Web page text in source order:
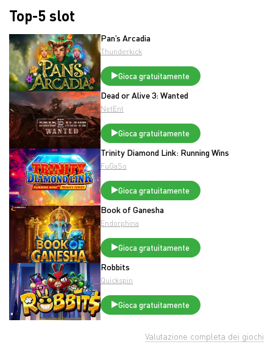
Top-5 slot
Pan’s Arcadia
Thunderkick
Gioca gratuitamente
Dead or Alive 3: Wanted
NetEnt
Gioca gratuitamente
Trinity Diamond Link: Running Wins
FuGaSo
Gioca gratuitamente
Book of Ganesha
Endorphina
Gioca gratuitamente
Robbits
Quickspin
Gioca gratuitamente
Valutazione completa dei giochi